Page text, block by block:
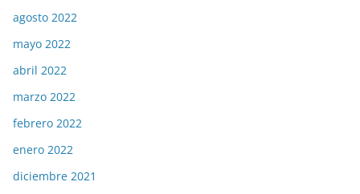
agosto 2022
mayo 2022
abril 2022
marzo 2022
febrero 2022
enero 2022
diciembre 2021